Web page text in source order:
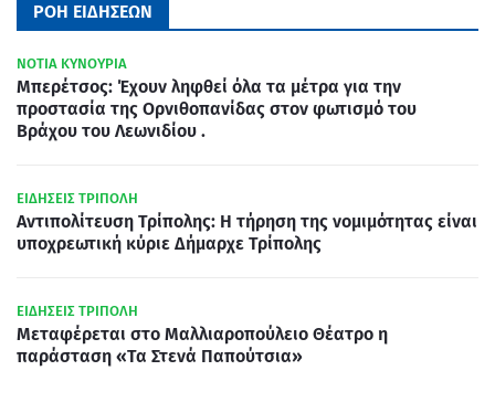
ΡΟΗ ΕΙΔΗΣΕΩΝ
ΝΟΤΙΑ ΚΥΝΟΥΡΙΑ
Μπερέτσος: Έχουν ληφθεί όλα τα μέτρα για την
προστασία της Ορνιθοπανίδας στον φωτισμό του
Βράχου του Λεωνιδίου .
ΕΙΔΗΣΕΙΣ ΤΡΙΠΟΛΗ
Αντιπολίτευση Τρίπολης: Η τήρηση της νομιμότητας είναι
υποχρεωτική κύριε Δήμαρχε Τρίπολης
ΕΙΔΗΣΕΙΣ ΤΡΙΠΟΛΗ
Μεταφέρεται στο Μαλλιαροπούλειο Θέατρο η
παράσταση «Τα Στενά Παπούτσια»